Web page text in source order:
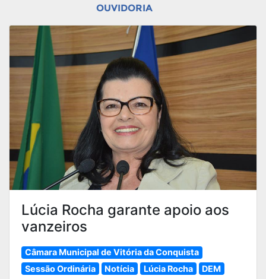
OUVIDORIA
Lúcia Rocha garante apoio aos
vanzeiros
Câmara Municipal de Vitória da Conquista
Sessão Ordinária
Notícia Lúcia Rocha DEM